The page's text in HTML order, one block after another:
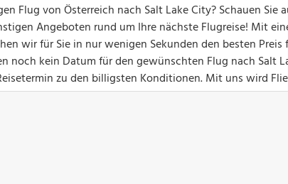
Flug von Österreich nach Salt Lake City? Schauen Sie
Angeboten rund um Ihre nächste Flugreise! Mit
wir für Sie in nur wenigen Sekunden den besten
noch kein Datum für den gewünschten Flug nach Salt
zu den billigsten Konditionen. Mit uns wird